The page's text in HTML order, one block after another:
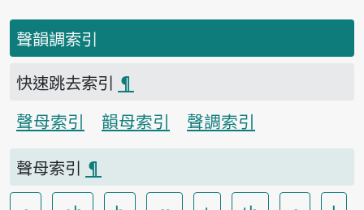
聲韻調索引
快速跳去索引 ¶
聲母索引
韻母索引
聲調索引
聲母索引 ¶